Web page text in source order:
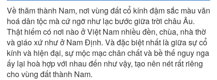
Về thăm thành Nam, nơi vùng đất cổ kính đậm sắc màu văn
hoá dân tộc mà cứ ngỡ như lạc bước giữa trời châu Âu.
Thật hiếm có nơi nào ở Việt Nam nhiều đền, chùa, nhà thờ
và giáo xứ như ở Nam Định. Và đặc biệt nhất là giữa sự cổ
kính và hiện đại, sự mộc mạc chân chất và bề thế nguy nga
ấy lại hoà hợp với nhau đến như vậy, tạo nên nét rất riêng
cho vùng đất thành Nam.